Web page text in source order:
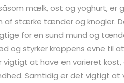
mælk, ost og yoghurt,
af stærke tænder og knogler.
for en sund mund og
og styrker kroppens evne til
vigtigt at have en varieret
Samtidig er det vigtigt